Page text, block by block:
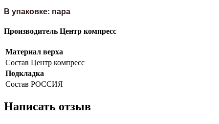
В упаковке: пара
Производитель Центр компресс
Материал верха
Состав Центр компресс
Подкладка
Состав РОССИЯ
Написать отзыв